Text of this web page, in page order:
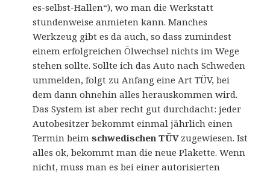
es-selbst-Hallen“), wo man die Werkstatt
stundenweise anmieten kann. Manches
Werkzeug gibt es da auch, so dass zumindest
einem erfolgreichen Ölwechsel nichts im Wege
stehen sollte. Sollte ich das Auto nach Schweden
ummelden, folgt zu Anfang eine Art TÜV, bei
dem dann ohnehin alles herauskommen wird.
Das System ist aber recht gut durchdacht: jeder
Autobesitzer bekommt einmal jährlich einen
Termin beimschwedischen TÜVzugewiesen. Ist
alles ok, bekommt man die neue Plakette. Wenn
nicht, muss man es bei einer autorisierten